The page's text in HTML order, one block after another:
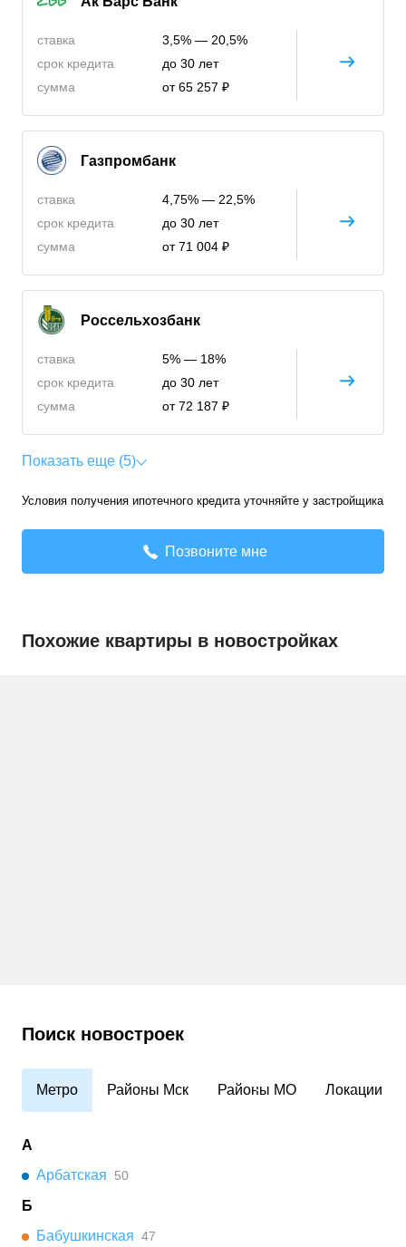
ставка
срок кредита
сумма
3,5% — 20,5%
до 30 лет
от 65 257 ₽
Газпромбанк
ставка
срок кредита
сумма
4,75% — 22,5%
до 30 лет
от 71 004 ₽
Россельхозбанк
ставка
срок кредита
сумма
5% — 18%
до 30 лет
от 72 187 ₽
Показать еще (5)
Условия получения ипотечного кредита уточняйте у застройщика
Позвоните мне
Похожие квартиры в новостройках
Поиск новостроек
Метро Районы Мск Районы МО Локации
А
Арбатская
50
Б
Бабушкинская 47